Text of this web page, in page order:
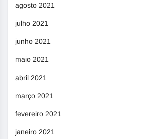
agosto 2021
julho 2021
junho 2021
maio 2021
abril 2021
março 2021
fevereiro 2021
janeiro 2021